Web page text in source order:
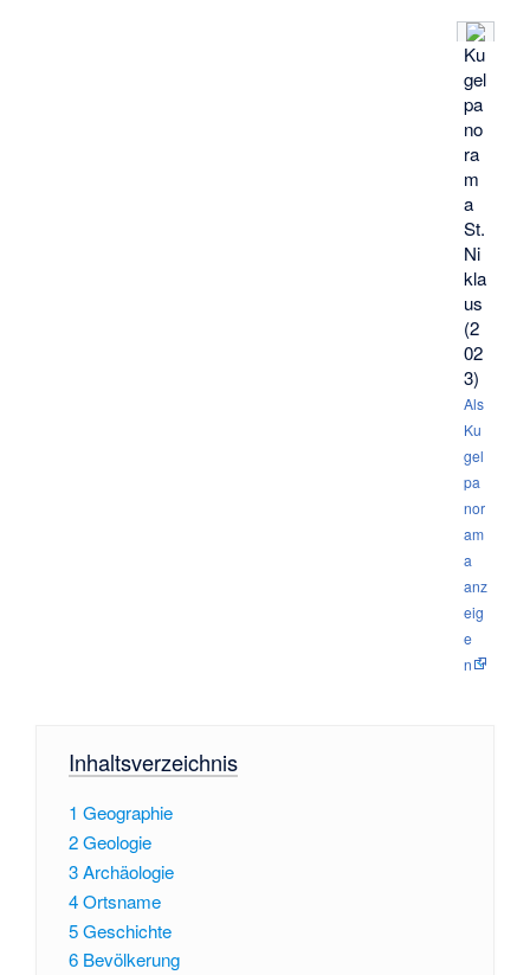
Ku
gel
pa
no
ra
m
a
St.
Ni
kla
us
(2
02
3)
Als
Ku
gel
pa
nor
am
a
anz
eig
e
n
Inhaltsverzeichnis
1 Geographie
2Geologie
3Archäologie
4Ortsname
5Geschichte
6 Bevölkerung